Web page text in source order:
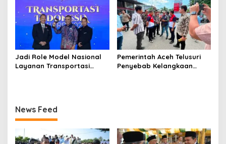
Jadi Role Model Nasional
Layanan Transportasi
Pemerintah Aceh Telusuri
Penyebab Kelangkaan
News Feed